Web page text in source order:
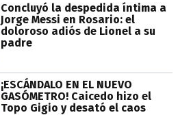
Concluyó la despedida íntima a
Jorge Messi en Rosario: el
doloroso adiós de Lionel a su
padre
¡ESCÁNDALO EN EL NUEVO
GASÓMETRO! Caicedo hizo el
Topo Gigio y desató el caos